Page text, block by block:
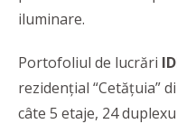
iluminare.
Portofoliul de lucrări
rezidențial “Cetățuia”
câte 5 etaje, 24